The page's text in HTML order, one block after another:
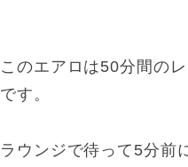
このエアロは50分間の
です。
ラウンジで待って5分前